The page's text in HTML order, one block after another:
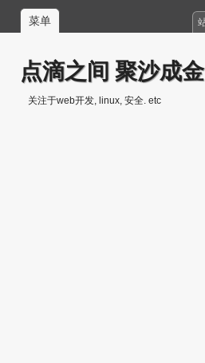
菜单
点滴之间 聚沙成金
关注于web开发, linux, 安全. etc